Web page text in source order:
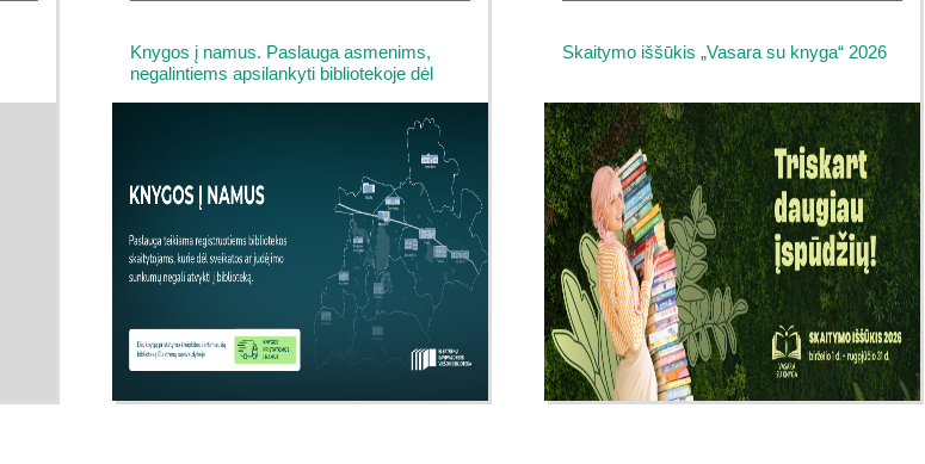
Knygos į namus. Paslauga asmenims,
negalintiems apsilankyti bibliotekoje dėl
Skaitymo iššūkis „Vasara su knyga“ 2026